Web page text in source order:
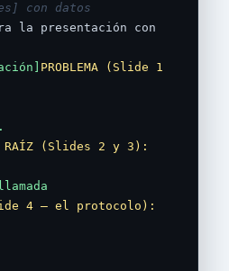
con datos
la presentación con
PROBLEMA (Slide 1
RAÍZ (Slides 2 y 3):
4 — el protocolo):